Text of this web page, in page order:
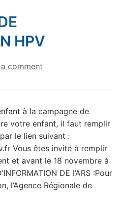
HPV
comment
à la campagne de
votre enfant, il faut remplir
le lien suivant :
Vous êtes invité à remplir
et avant le 18 novembre à
DE l’ARS :Pour
l’Agence Régionale de